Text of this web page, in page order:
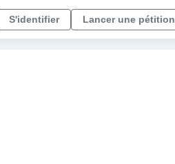
S'identifier Lancer une pétition